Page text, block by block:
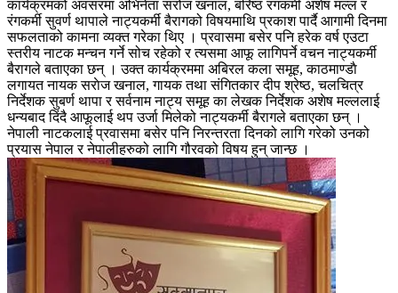
कार्यक्रमको अवसरमा अभिनेता सरोज खनाल, बरिष्ठ रंगकर्मी अशेष मल्ल र
रंगकर्मी सुवर्ण थापाले नाट्यकर्मी बैरागको विषयमाथि प्रकाश पार्दै आगामी दिनमा
सफलताको कामना व्यक्त गरेका थिए । प्रवासमा बसेर पनि हरेक वर्ष एउटा
स्तरीय नाटक मन्चन गर्ने सोच रहेको र त्यसमा आफू लागिपर्ने वचन नाट्यकर्मी
बैरागले बताएका छन् । उक्त कार्यक्रममा अबिरल कला समूह, काठमाण्डाै
लगायत नायक सराेज खनाल, गायक तथा संगितकार दीप श्रेष्ठ, चलचित्र
निर्देशक सुबर्ण थापा र सर्वनाम नाट्य समूह का लेखक निर्देशक अशेष मल्ललाई
धन्यबाद दिंदै आफूलाई थप उर्जा मिलेको नाट्यकर्मी बैरागले बताएका छन् ।
नेपाली नाटकलाई प्रवासमा बसेर पनि निरन्तरता दिनको लागि गरेको उनको
प्रयास नेपाल र नेपालीहरुको लागि गौरवको विषय हुन् जान्छ ।